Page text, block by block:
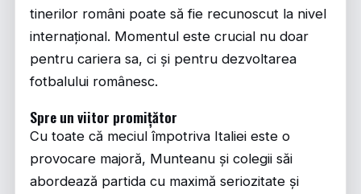
tinerilor români poate să fie recunoscut la nivel
internațional. Momentul este crucial nu doar
pentru cariera sa, ci și pentru dezvoltarea
fotbalului românesc.
Spre un viitor promițător
Cu toate că meciul împotriva Italiei este o
provocare majoră, Munteanu și colegii săi
abordează partida cu maximă seriozitate și